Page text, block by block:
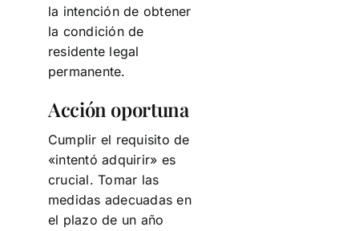
la intención de obtener
la condición de
residente legal
permanente.
Acción oportuna
Cumplir el requisito de
«intentó adquirir» es
crucial. Tomar las
medidas adecuadas en
el plazo de un año